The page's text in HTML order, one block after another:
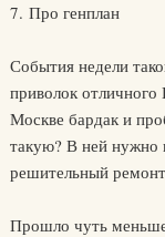
7. Про генплан
События недели
приволок
Москве бардак и
такую? В ней нужно
решительный
Прошло чуть меньше